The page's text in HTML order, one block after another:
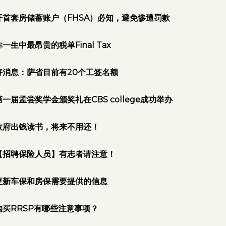
首套房储蓄账户（FHSA）必知，避免惨遭罚款
一生中最昂贵的税单Final Tax
消息：萨省目前有20个工签名额
一届孟尝奖学金颁奖礼在CBS college成功举办
府出钱读书，将来不用还！
招聘保险人员】有志者请注意！
新车保和房保需要提供的信息
买RRSP有哪些注意事项？